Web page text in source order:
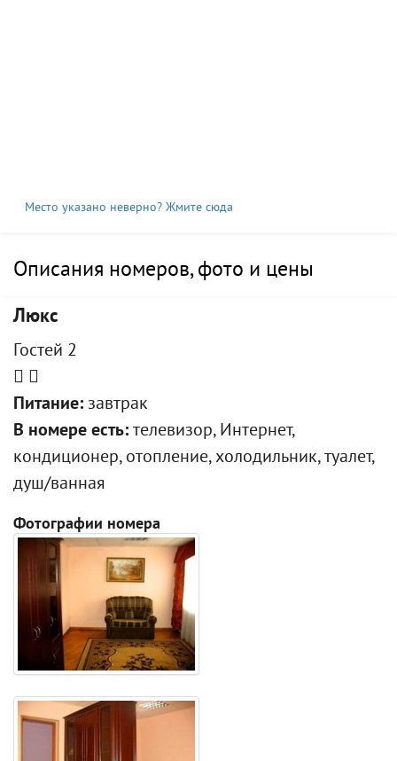
Место указано неверно? Жмите сюда
Описания номеров, фото и цены
Люкс
Гостей 2
Питание: завтрак
В номере есть: телевизор, Интернет,
кондиционер, отопление, холодильник, туалет,
душ/ванная
Фотографии номера